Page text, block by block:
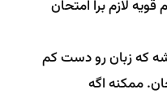
لازم برا امتحان
که زبان رو دست کم
ممکنه اگه